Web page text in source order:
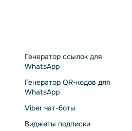
Генератор ссылок для
WhatsApp
Генератор QR-кодов для
WhatsApp
Viber чат-боты
Виджеты подписки